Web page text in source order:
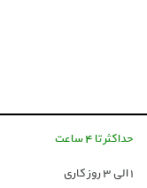
حداکثر تا 4 ساعت
١ الی ۳ روز کاری